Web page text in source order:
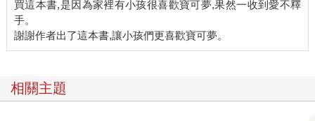
買這本書,是因為家裡有小孩很喜歡寶可夢,果然一收到愛不釋
手。
相關主題